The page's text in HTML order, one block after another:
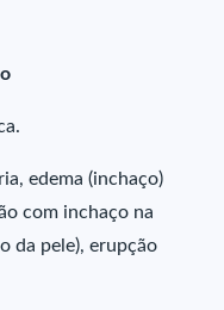
edema (inchaço)
com inchaço na
da pele), erupção